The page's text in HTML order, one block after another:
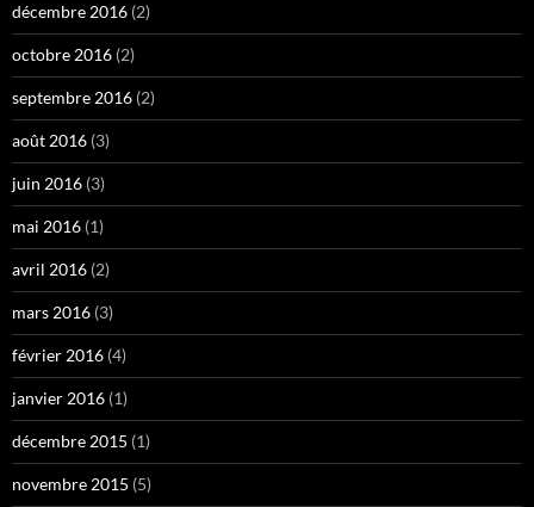
décembre 2016 (2)
octobre 2016 (2)
septembre 2016 (2)
août 2016 (3)
juin 2016 (3)
mai 2016 (1)
avril 2016 (2)
mars 2016 (3)
février 2016 (4)
janvier 2016 (1)
décembre 2015 (1)
novembre 2015 (5)